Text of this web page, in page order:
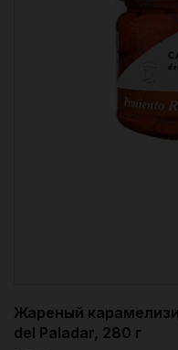
Жареный
del Paladar, 280 г